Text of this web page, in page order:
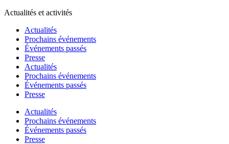
Actualités et activités
Actualités
Prochains événements
Événements passés
Presse
Actualités
Prochains événements
Événements passés
Presse
Actualités
Prochains événements
Événements passés
Presse